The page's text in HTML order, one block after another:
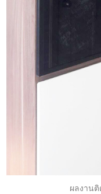
ผลงานติ